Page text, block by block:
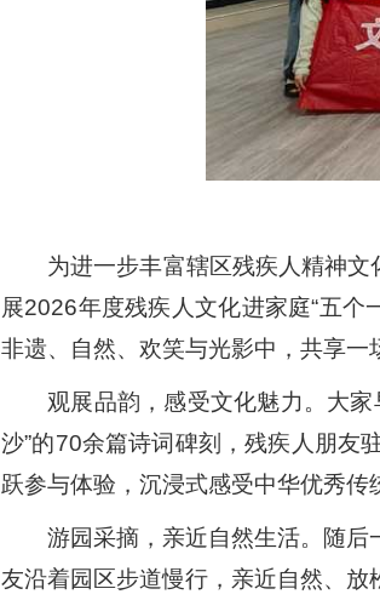
为进一步丰富辖区残疾人精神
展2026年度残疾人文化进家庭“五个
非遗、自然、欢笑与光影中，共享一
观展品韵，感受文化魅力。大
沙”的70余篇诗词碑刻，残疾人朋友
跃参与体验，沉浸式感受中华优秀传
游园采摘，亲近自然生活。随后
友沿着园区步道慢行，亲近自然、放